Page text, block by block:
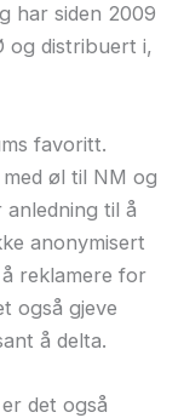
har siden 2009
og distribuert i,
favoritt.
øl til NM og
til å
anonymisert
reklamere for
også gjeve
å delta.
det også